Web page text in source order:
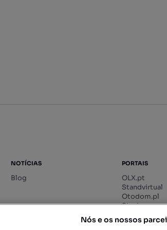
NOTÍCIAS
Blog
PORTAIS
OLX.pt
Standvirtual
Otodom.pl
Storia.ro
Nós e os nossos